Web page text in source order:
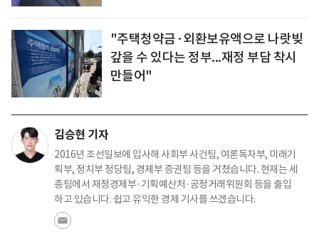
"주택청약금·외환보유액으로 나랏빚
갚을 수 있다는 정부...재정 부담 착시
만들어"
김승현 기자
2016년 조선일보에 입사해 사회부 사건팀, 여론독자부, 미래기
획부, 정치부 정당팀, 경제부 증권팀 등을 거쳤습니다. 현재는 세
종팀에서 재정경제부·기획예산처·공정거래위원회 등을 출입
하고 있습니다. 쉽고 유익한 경제 기사를 쓰겠습니다.